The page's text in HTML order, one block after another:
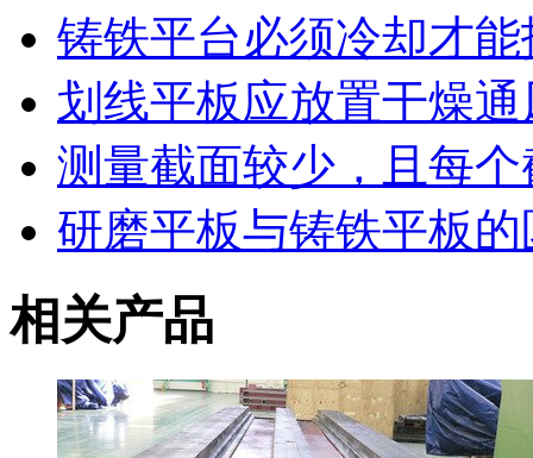
铸铁平台必须冷却才
划线平板应放置干燥
测量截面较少，且每
研磨平板与铸铁平板的
相关产品